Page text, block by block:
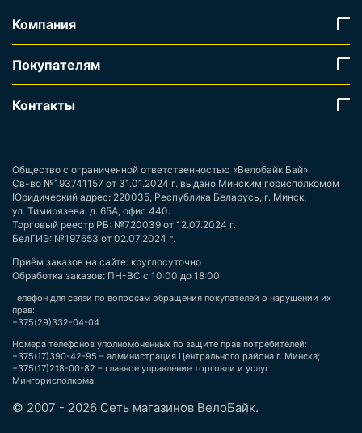
Компания
Покупателям
Контакты
Общество с ограниченной ответственностью «Велобайк Бай»
Св-во №193741157 от 31.01.2024 г. выдано Минским горисполкомом
Юридический адрес: 220035, Республика Беларусь, г. Минск,
ул. Тимирязева, д. 65А, офис 440.
Торговый реестр РБ: №720039 от 12.07.2024 г.
БелГИЭ: №197653 от 02.07.2024 г.
Приём заказов на сайте: круглосуточно
Обработка заказов: ПН-ВС с 10:00 до 18:00
Телефон для связи по вопросам обращения покупателей о нарушении их
прав:
+375(29)332-04-04
Номера телефонов уполномоченных по защите прав потребителей:
+375(17)390-42-95 – администрация Центрального района г. Минска;
+375(17)218-00-82 – главное управление торговли и услуг
Мингорисполкома.
© 2007 - 2026 Сеть магазинов ВелоБайк.